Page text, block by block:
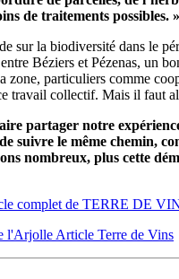
de traitements possibles. »
sur la biodiversité dans le
Béziers et Pézenas, un
zone, particuliers comme
travail collectif. Mais il faut
partager notre
suivre le même chemin,
nombreux, plus cette
complet de TERRE DE